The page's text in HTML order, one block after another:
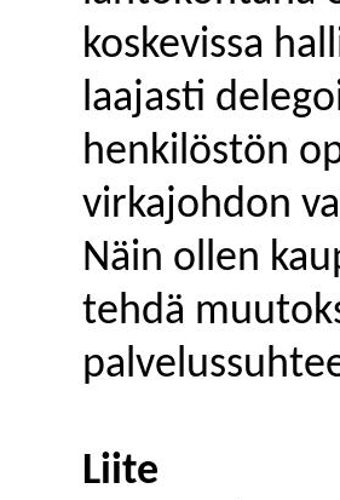
koskevissa
laajasti
henkilöstön
virkajohdon
Näin ollen
tehdä
Liite